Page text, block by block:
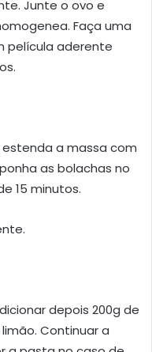
Junte o ovo e
Faça uma
película aderente
a massa com
as bolachas no
15 minutos.
depois 200g de
Continuar a